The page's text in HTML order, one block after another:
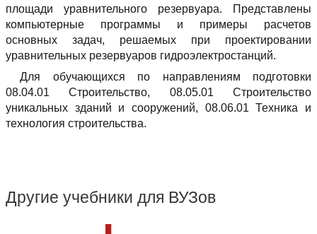
площади уравнительного резервуара. Представлены
компьютерные программы и примеры расчетов
основных задач, решаемых при проектировании
уравнительных резервуаров гидроэлектростанций.
Для обучающихся по направлениям подготовки
08.04.01 Строительство, 08.05.01 Строительство
уникальных зданий и сооружений, 08.06.01 Техника и
технология строительства.
Другие учебники для ВУЗов